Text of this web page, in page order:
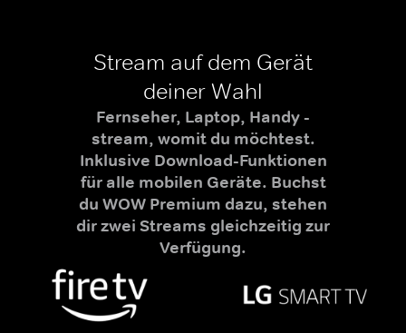
Stream auf dem Gerät
deiner Wahl
Fernseher, Laptop, Handy -
stream, womit du möchtest.
Inklusive Download-Funktionen
für alle mobilen Geräte. Buchst
du WOW Premium dazu, stehen
dir zwei Streams gleichzeitig zur
Verfügung.